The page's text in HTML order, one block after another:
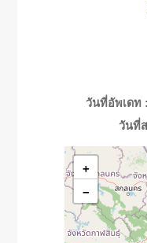
วันที่อัพเดท :
วันที่
+
−